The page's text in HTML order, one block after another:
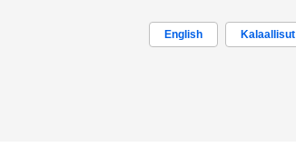
English Kalaallisut